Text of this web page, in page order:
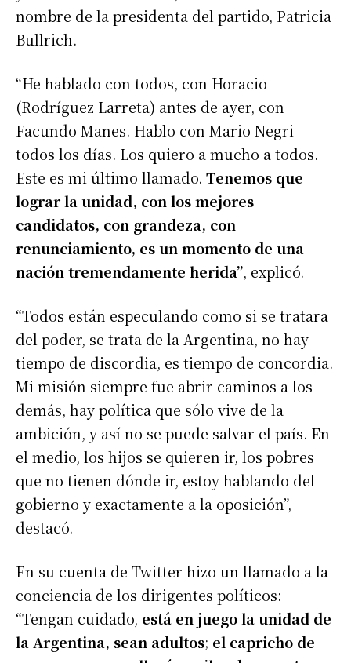
nombre de la presidenta del partido, Patricia
Bullrich.
“He hablado con todos, con Horacio
(Rodríguez Larreta) antes de ayer, con
Facundo Manes. Hablo con Mario Negri
todos los días. Los quiero a mucho a todos.
Este es mi último llamado. Tenemos que
lograr la unidad, con los mejores
candidatos, con grandeza, con
renunciamiento, es un momento de una
nación tremendamente herida”, explicó.
“Todos están especulando como si se tratara
del poder, se trata de la Argentina, no hay
tiempo de discordia, es tiempo de concordia.
Mi misión siempre fue abrir caminos a los
demás, hay política que sólo vive de la
ambición, y así no se puede salvar el país. En
el medio, los hijos se quieren ir, los pobres
que no tienen dónde ir, estoy hablando del
gobierno y exactamente a la oposición”,
destacó.
En su cuenta de Twitter hizo un llamado a la
conciencia de los dirigentes políticos:
“Tengan cuidado, está en juego la unidad de
la Argentina, sean adultos; el capricho de